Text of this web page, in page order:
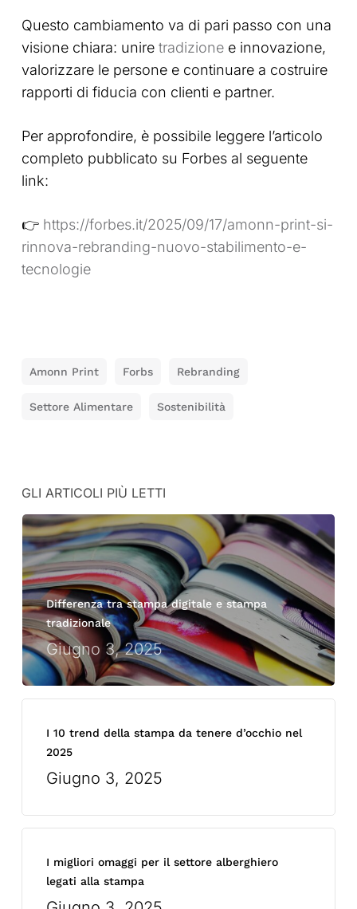
Questo cambiamento va di pari passo con una
visione chiara: unire tradizionee innovazione,
valorizzare le persone e continuare a costruire
rapporti di fiducia con clienti e partner.
Per approfondire, è possibile leggere l’articolo
completo pubblicato su Forbes al seguente
link:
👉 https://forbes.it/2025/09/17/amonn-print-si-
rinnova-rebranding-nuovo-stabilimento-e-
tecnologie
Amonn Print Forbs Rebranding
Settore Alimentare Sostenibilità
GLI ARTICOLI PIÙ LETTI
Differenza tra stampa digitale e stampa
tradizionale
Giugno 3, 2025
I 10 trend della stampa da tenere d’occhio nel
2025
Giugno 3, 2025
I migliori omaggi per il settore alberghiero
legati alla stampa